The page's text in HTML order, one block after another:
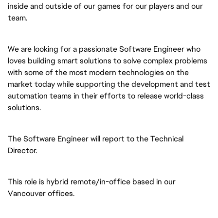
inside and outside of our games for our players and our
team.
We are looking for a passionate Software Engineer who
loves building smart solutions to solve complex problems
with some of the most modern technologies on the
market today while supporting the development and test
automation teams in their efforts to release world-class
solutions.
The Software Engineer will report to the Technical
Director.
This role is hybrid remote/in-office based in our
Vancouver offices.